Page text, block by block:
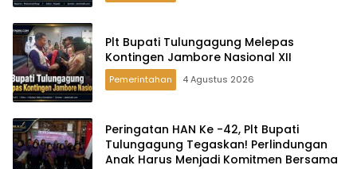
Plt Bupati Tulungagung Melepas
Kontingen Jambore Nasional XII
Pemerintahan 4 Agustus 2026
Peringatan HAN Ke -42, Plt Bupati
Tulungagung Tegaskan! Perlindungan
Anak Harus Menjadi Komitmen Bersama